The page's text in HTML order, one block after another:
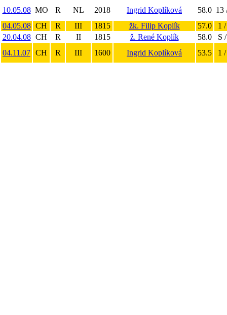
10.05.08 MO R NL 2018 Ingrid Koplíková 58.0 13
04.05.08 CH R III 1815 žk. Filip Koplík 57.0
1
20.04.08 CH R II 1815 ž. René Koplík 58.0
S
04.11.07 CH R III 1600 Ingrid Koplíková 53.5 1